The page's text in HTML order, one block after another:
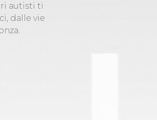
autisti ti
dalle vie